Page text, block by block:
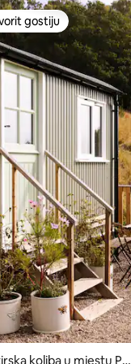
4,9 od 5, recenzija: 198
gostiju
gostiju
koliba u mjestu Per